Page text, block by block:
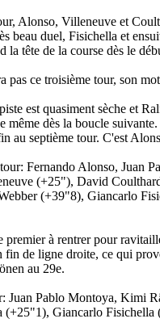
Alonso, Villeneuve et
beau duel, Fisichella et
la tête de la course dès le
pas ce troisième tour, son
est quasiment sèche et
même dès la boucle
au septième tour. C'est
tour: Fernando Alonso,
(+25"), David
(+39"8), Giancarlo
à rentrer pour
fin de ligne droite, ce qui
au 29e.
Juan Pablo Montoya, Kimi
(+25"1), Giancarlo